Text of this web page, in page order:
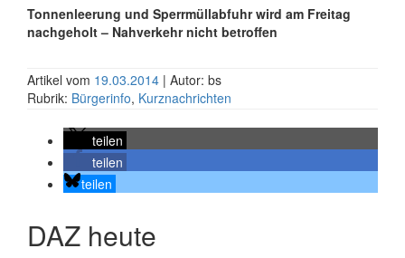
Tonnenleerung und Sperr­müll­abfuhr wird am Freitag
nachgeholt – Nahverkehr nicht betroffen
Artikel vom 19.03.2014 | Autor: bs
Rubrik: Bürgerinfo, Kurznachrichten
teilen
teilen
teilen
DAZ heute